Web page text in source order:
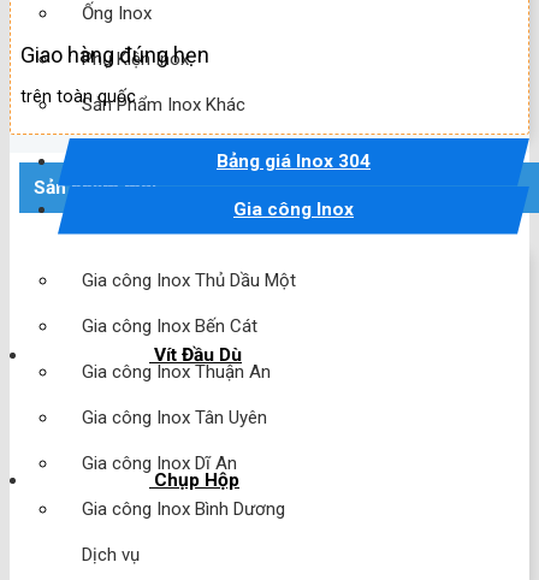
Ống Inox
Phụ Kiện Inox
Sản Phẩm Inox Khác
Bảng giá Inox 304
Gia công Inox
Gia công Inox Thủ Dầu Một
Gia công Inox Bến Cát
Gia công Inox Thuận An
Gia công Inox Tân Uyên
Gia công Inox Dĩ An
Gia công Inox Bình Dương
Dịch vụ
Giao hàng đúng hẹn
trên toàn quốc
Sản phẩm mới
Vít Đầu Dù
Chụp Hộp